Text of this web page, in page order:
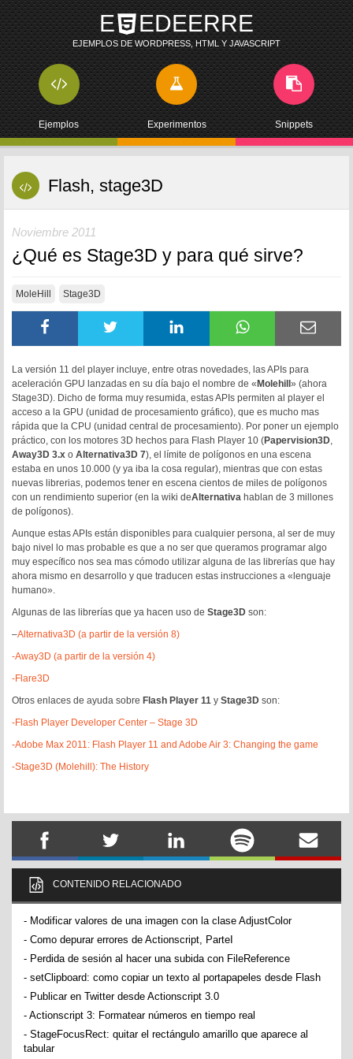
E EDEERRE
EJEMPLOS DE WORDPRESS, HTML Y JAVASCRIPT
Ejemplos Experimentos Snippets
Flash, stage3D
Noviembre 2011
¿Qué es Stage3D y para qué sirve?
MoleHill Stage3D
La versión 11 del player incluye, entre otras novedades, las APIs para
aceleración GPU lanzadas en su día bajo el nombre de « Molehill » (ahora
Stage3D). Dicho de forma muy resumida, estas APIs permiten al player el
acceso a la GPU (unidad de procesamiento gráfico), que es mucho mas
rápida que la CPU (unidad central de procesamiento). Por poner un ejemplo
práctico, con los motores 3D hechos para Flash Player 10 (Papervision3D,
Away3D 3.x o Alternativa3D 7), el límite de polígonos en una escena
estaba en unos 10.000 (y ya iba la cosa regular), mientras que con estas
nuevas librerias, podemos tener en escena cientos de miles de polígonos
con un rendimiento superior (en la wiki deAlternativa hablan de 3 millones
de polígonos).
Aunque estas APIs están disponibles para cualquier persona, al ser de muy
bajo nivel lo mas probable es que a no ser que queramos programar algo
muy específico nos sea mas cómodo utilizar alguna de las librerías que hay
ahora mismo en desarrollo y que traducen estas instrucciones a «lenguaje
humano».
Algunas de las librerías que ya hacen uso de Stage3D son:
–Alternativa3D (a partir de la versión 8)
-Away3D (a partir de la versión 4)
-Flare3D
Otros enlaces de ayuda sobre Flash Player 11 y Stage3D son:
-Flash Player Developer Center – Stage 3D
-Adobe Max 2011: Flash Player 11 and Adobe Air 3: Changing the game
-Stage3D (Molehill): The History
CONTENIDO RELACIONADO
- Modificar valores de una imagen con la clase AdjustColor
- Como depurar errores de Actionscript, ParteI
- Perdida de sesión al hacer una subida con FileReference
- setClipboard: como copiar un texto al portapapeles desde Flash
- Publicar en Twitter desde Actionscript 3.0
- Actionscript 3: Formatear números en tiempo real
- StageFocusRect: quitar el rectángulo amarillo que aparece al
tabular